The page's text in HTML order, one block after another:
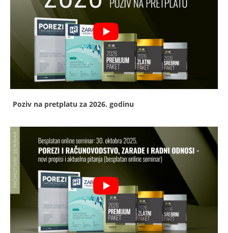
Poziv na pretplatu za 2026. godinu